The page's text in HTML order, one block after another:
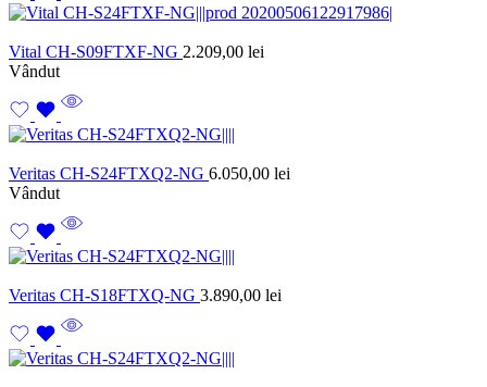
Vital CH-S09FTXF-NG 2.209,00 lei
Vândut
Veritas CH-S24FTXQ2-NG 6.050,00 lei
Vândut
Veritas CH-S18FTXQ-NG 3.890,00 lei